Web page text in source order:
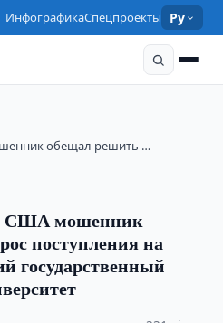
ИнфографикаСпецпроекты Ру
обещал решить …
США мошенник
поступления на
государственный